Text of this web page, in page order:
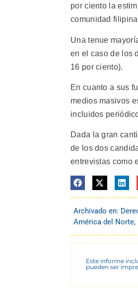
por ciento la
comunidad
Una tenue
en el caso de los
16 por ciento).
En cuanto a sus
medios masivos
incluidos
Dada la gran
de los dos
entrevistas como
Archivado en:
América del Norte,
Este informe
pueden ser